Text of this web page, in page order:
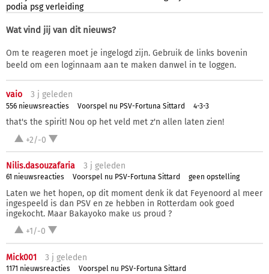
podia psg verleiding
Wat vind jij van dit nieuws?
Om te reageren moet je ingelogd zijn. Gebruik de links bovenin
beeld om een loginnaam aan te maken danwel in te loggen.
vaio 3 j geleden
556 nieuwsreacties Voorspel nu PSV-Fortuna Sittard 4-3-3
that's the spirit! Nou op het veld met z'n allen laten zien!
+2/-0
Nilis.dasouzafaria 3 j geleden
61 nieuwsreacties Voorspel nu PSV-Fortuna Sittard geen opstelling
Laten we het hopen, op dit moment denk ik dat Feyenoord al meer
ingespeeld is dan PSV en ze hebben in Rotterdam ook goed
ingekocht. Maar Bakayoko make us proud ?
+1/-0
Mick001 3 j geleden
1171 nieuwsreacties
Voorspel nu PSV-Fortuna Sittard